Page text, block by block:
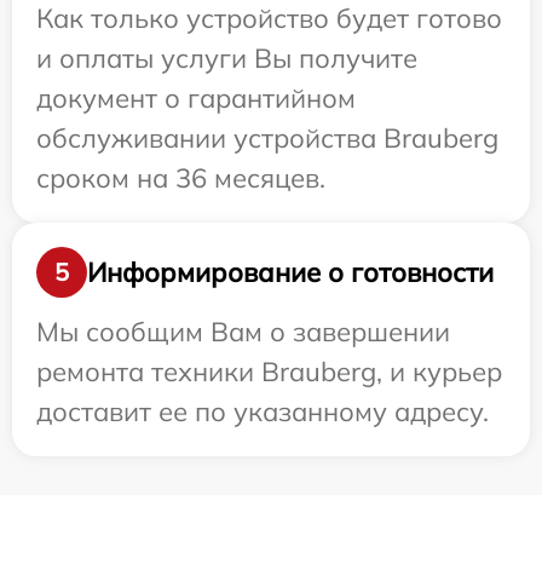
Как только устройство будет готово
и оплаты услуги Вы получите
документ о гарантийном
обслуживании устройства Brauberg
сроком на 36 месяцев.
5
Информирование о готовности
Мы сообщим Вам о завершении
ремонта техники Brauberg, и курьер
доставит ее по указанному адресу.